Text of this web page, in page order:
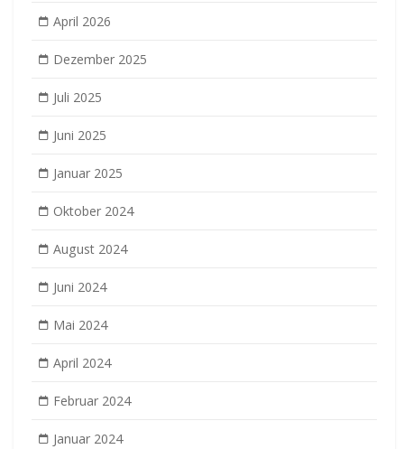
April 2026
Dezember 2025
Juli 2025
Juni 2025
Januar 2025
Oktober 2024
August 2024
Juni 2024
Mai 2024
April 2024
Februar 2024
Januar 2024